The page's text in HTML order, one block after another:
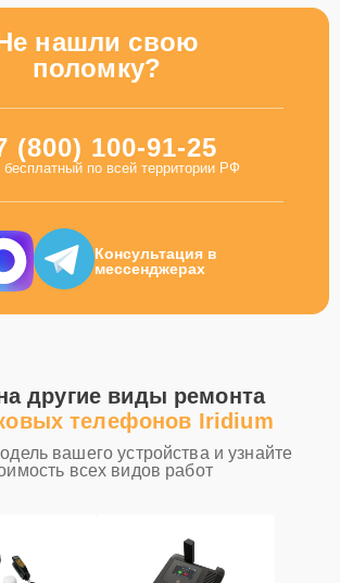
нашли свою
поломку?
(800) 100-91-25
бесплатный по всей территории РФ
Консультация в
мессенджерах
другие виды ремонта
телефонов Iridium
вашего устройства и узнайте
всех видов работ